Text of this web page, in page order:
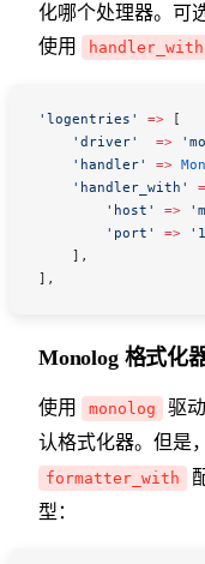
化哪个处理器。可
使用
handler_with
'logentries' => [
    'driver'
  =>
    'handler'
=>
    'handler_with'
        'host'
=>
        'port'
=>
    ],
],
Monolog 格式化
使用 monolog 驱
认格式化器。但是
formatter_with
型：